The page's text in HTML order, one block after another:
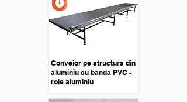
Conveior pe structura din
aluminiu cu banda PVC -
role aluminiu